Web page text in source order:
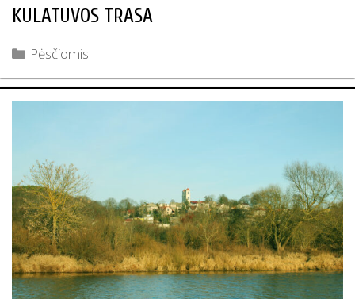
KULATUVOS TRASA
Kategorijos
Pėsčiomis